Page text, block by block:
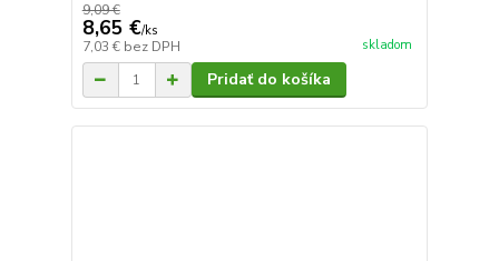
9,09 €
8,65 €/ks
7,03 € bez DPH skladom
Pridať do košíka